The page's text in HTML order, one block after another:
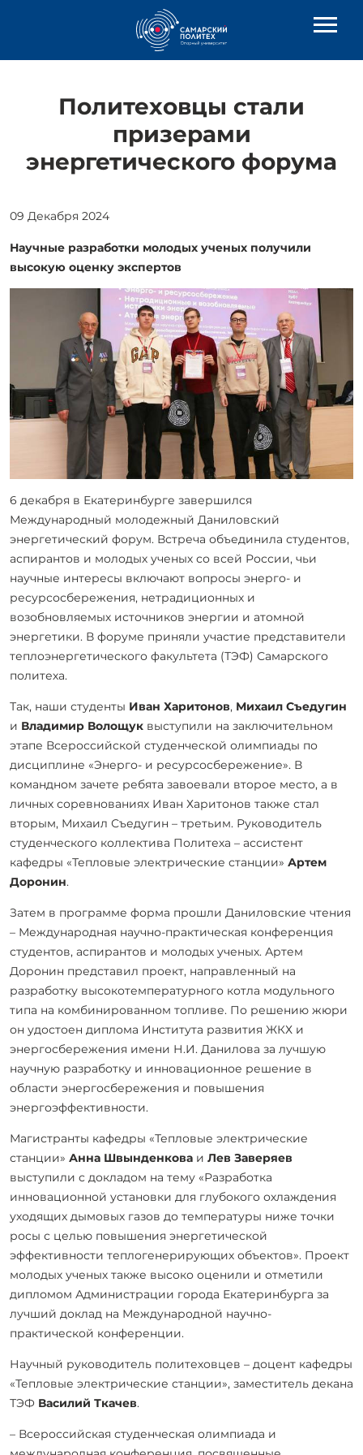
Политеховцы стали
призерами
энергетического форума
09 Декабря 2024
Научные разработки молодых ученых получили
высокую оценку экспертов
6 декабря в Екатеринбурге завершился
Международный молодежный Даниловский
энергетический форум. Встреча объединила студентов,
аспирантов и молодых ученых со всей России, чьи
научные интересы включают вопросы энерго- и
ресурсосбережения, нетрадиционных и
возобновляемых источников энергии и атомной
энергетики. В форуме приняли участие представители
теплоэнергетического факультета (ТЭФ) Самарского
политеха.
Так, наши студенты Иван Харитонов, Михаил Съедугин
и Владимир Волощук выступили на заключительном
этапе Всероссийской студенческой олимпиады по
дисциплине «Энерго- и ресурсосбережение». В
командном зачете ребята завоевали второе место, а в
личных соревнованиях Иван Харитонов также стал
вторым, Михаил Съедугин – третьим. Руководитель
студенческого коллектива Политеха – ассистент
кафедры «Тепловые электрические станции» Артем
Доронин.
Затем в программе форма прошли Даниловские чтения
– Международная научно-практическая конференция
студентов, аспирантов и молодых ученых. Артем
Доронин представил проект, направленный на
разработку высокотемпературного котла модульного
типа на комбинированном топливе. По решению жюри
он удостоен диплома Института развития ЖКХ и
энергосбережения имени Н.И. Данилова за лучшую
научную разработку и инновационное решение в
области энергосбережения и повышения
энергоэффективности.
Магистранты кафедры «Тепловые электрические
станции» Анна Швынденкова и Лев Заверяев
выступили с докладом на тему «Разработка
инновационной установки для глубокого охлаждения
уходящих дымовых газов до температуры ниже точки
росы с целью повышения энергетической
эффективности теплогенерирующих объектов». Проект
молодых ученых также высоко оценили и отметили
дипломом Администрации города Екатеринбурга за
лучший доклад на Международной научно-
практической конференции.
Научный руководитель политеховцев – доцент кафедры
«Тепловые электрические станции», заместитель декана
ТЭФ Василий Ткачев.
– Всероссийская студенческая олимпиада и